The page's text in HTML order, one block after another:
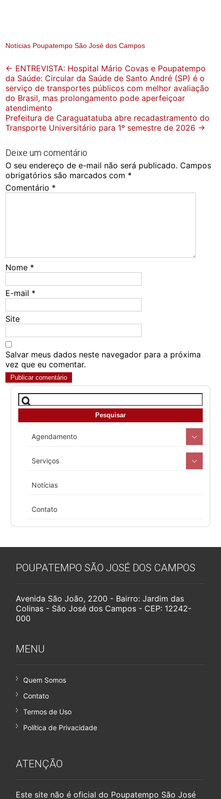
Notícias Poupatempo São José dos Campos
Post
navigation
← ENTREVISTA: Hospital Mário Covas e Poupatempo
da Saúde: Circular da Saúde de Santo André (SP) é o
serviço de transportes públicos com melhor avaliação
do Brasil, mas prolongamento pode aperfeiçoar
atendimento
Prefeitura de Caraguatatuba abre recadastramento do
Transporte Universitário para 1º semestre de 2026 →
Deixe um comentário
O seu endereço de e-mail não será publicado. Campos
obrigatórios são marcados com *
Comentário *
Nome *
E-mail *
Site
Salvar meus dados neste navegador para a próxima
vez que eu comentar.
Agendamento
Serviços
Notícias
Contato
POUPATEMPO SÃO JOSÉ DOS CAMPOS
Avenida São João, 2200 - Bairro: Jardim das
Colinas - São José dos Campos - CEP: 12242-
000
MENU
Quem Somos
Contato
Termos de Uso
Política de Privacidade
ATENÇÃO
Este site não é oficial do Poupatempo São José